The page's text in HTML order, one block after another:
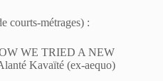
courts-métrages) :
WE TRIED A NEW
Kavaïté (ex-aequo)